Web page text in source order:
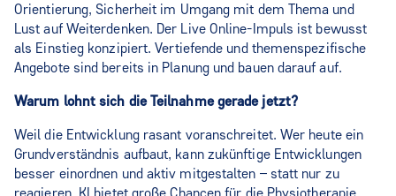
Orientierung, Sicherheit im Umgang mit dem Thema und
Lust auf Weiterdenken. Der Live Online‑Impuls ist bewusst
als Einstieg konzipiert. Vertiefende und themenspezifische
Angebote sind bereits in Planung und bauen darauf auf.
Warum lohnt sich die Teilnahme gerade jetzt?
Weil die Entwicklung rasant voranschreitet. Wer heute ein
Grundverständnis aufbaut, kann zukünftige Entwicklungen
besser einordnen und aktiv mitgestalten – statt nur zu